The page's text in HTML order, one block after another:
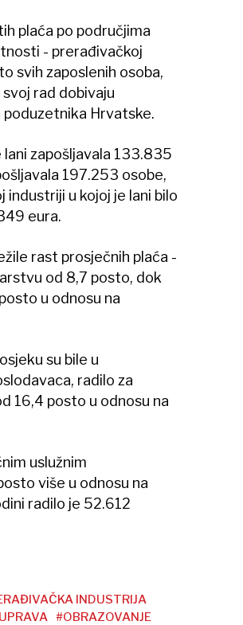
plaća po područjima
- prerađivačkoj
svih zaposlenih osoba,
rad dobivaju
Hrvatske.
zapošljavala 133.835
197.253 osobe,
industriji u kojoj je lani bilo
eura.
rast prosječnih plaća -
od 8,7 posto, dok
u odnosu na
su bile u
radilo za
16,4 posto u odnosu na
uslužnim
više u odnosu na
radilo je 52.612
INDUSTRIJA
#OBRAZOVANJE